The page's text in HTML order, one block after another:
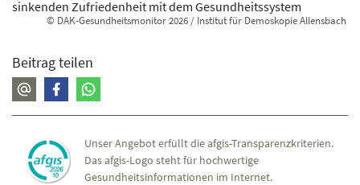
© DAK-Gesundheitsmonitor 2026 / Institut für Demoskopie Allensbach
Beitrag teilen
Unser Angebot erfüllt die afgis-Transparenzkriterien.
Das afgis-Logo steht für hochwertige
Gesundheitsinformationen im Internet.